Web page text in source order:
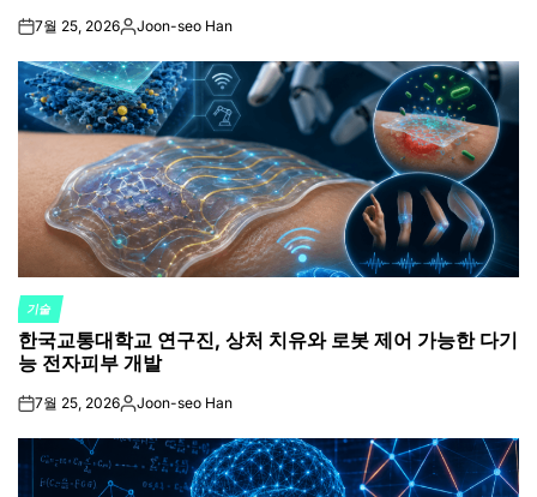
on7월 25, 2026Posted
Joon-seo Han
POSTED
IN
기술
한국교통대학교 연구진, 상처 치유와 로봇 제어 가능한 다기
능 전자피부 개발
on7월 25, 2026Posted
Joon-seo Han